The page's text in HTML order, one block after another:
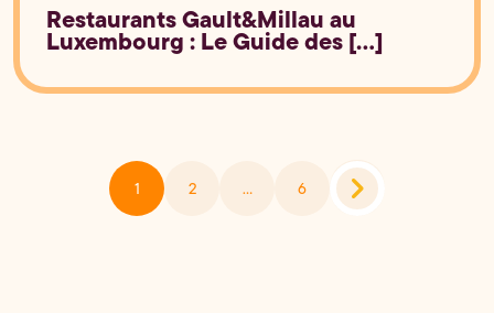
Restaurants Gault&Millau au
Luxembourg : Le Guide des [...]
1 2 … 6